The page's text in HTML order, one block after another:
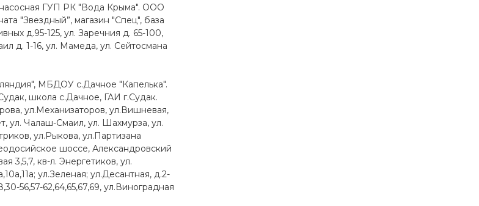
ГУП РК "Вода Крыма". ООО
"Звездный”, магазин "Спец", база
д.95-125, ул. Заречния д. 65-100,
д. 1-16, ул. Мамеда, ул. Сейтосмана
МБДОУ с.Дачное "Капелька".
школа с.Дачное, ГАИ г.Судак.
ул.Механизаторов, ул.Вишневая,
ул. Чалаш-Смаил, ул. Шахмурза, ул.
ул.Рыкова, ул.Партизана
шоссе, Александровский
3,5,7, кв-л. Энергетиков, ул.
ул.Зеленая; ул.Десантная, д.2-
56,57-62,64,65,67,69, ул.Виноградная